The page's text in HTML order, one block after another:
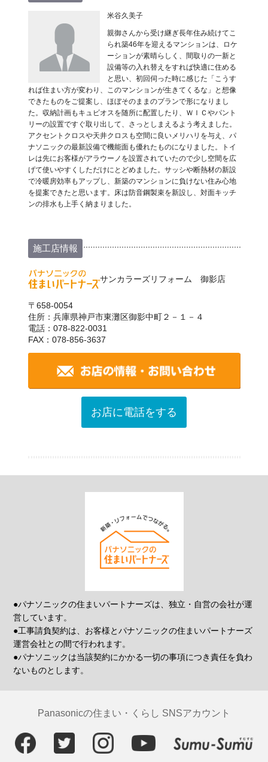
米谷久美子
親御さんから受け継ぎ長年住み続けてこ
られ築46年を迎えるマンションは、ロケ
ーションが素晴らしく、間取りの一新と
設備等の入れ替えをすれば快適に住める
と思い、初回伺った時に感じた「こうす
れば住まい方が変わり、このマンションが生きてくるな」と想像
できたものをご提案し、ほぼそのままのプランで形になりまし
た。収納計画もキュビオスを随所に配置したり、ＷＩＣやパント
リーの設置ですぐ取り出して、さっとしまえるよう考えました。
アクセントクロスや天井クロスも空間に良いメリハリを与え、パ
ナソニックの最新設備で機能面も優れたものになりました。トイ
レは先にお客様がアラウーノを設置されていたので少し空間を広
げて使いやすくしただけにとどめました。サッシや断熱材の新設
で冷暖房効率もアップし、新築のマンションに負けない住み心地
を提案できたと思います。床は防音鋼製束を新設し、対面キッチ
ンの排水も上手く納まりました。
施工店情報
サンカラーズリフォーム 御影店
〒658-0054
住所：兵庫県神戸市東灘区御影中町２－１－４
電話：078-822-0031
FAX：078-856-3637
お店に電話をする
●パナソニックの住まいパートナーズは、独立・自営の会社が運
営しています。
●工事請負契約は、お客様とパナソニックの住まいパートナーズ
運営会社との間で行われます。
●パナソニックは当該契約にかかる一切の事項につき責任を負わ
ないものとします。
Panasonicの住まい・くらし SNSアカウント